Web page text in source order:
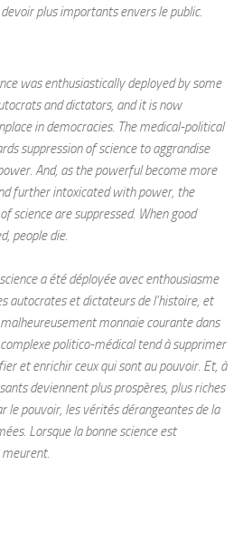
plus importants envers le public.
was enthusiastically deployed by some
and dictators, and it is now
in democracies. The medical-political
suppression of science to aggrandise
And, as the powerful become more
further intoxicated with power, the
science are suppressed. When good
people die.
a été déployée avec enthousiasme
autocrates et dictateurs de l'histoire, et
monnaie courante dans
politico-médical tend à supprimer
et enrichir ceux qui sont au pouvoir. Et, à
deviennent plus prospères, plus riches
le pouvoir, les vérités dérangeantes de la
Lorsque la bonne science est
meurent.